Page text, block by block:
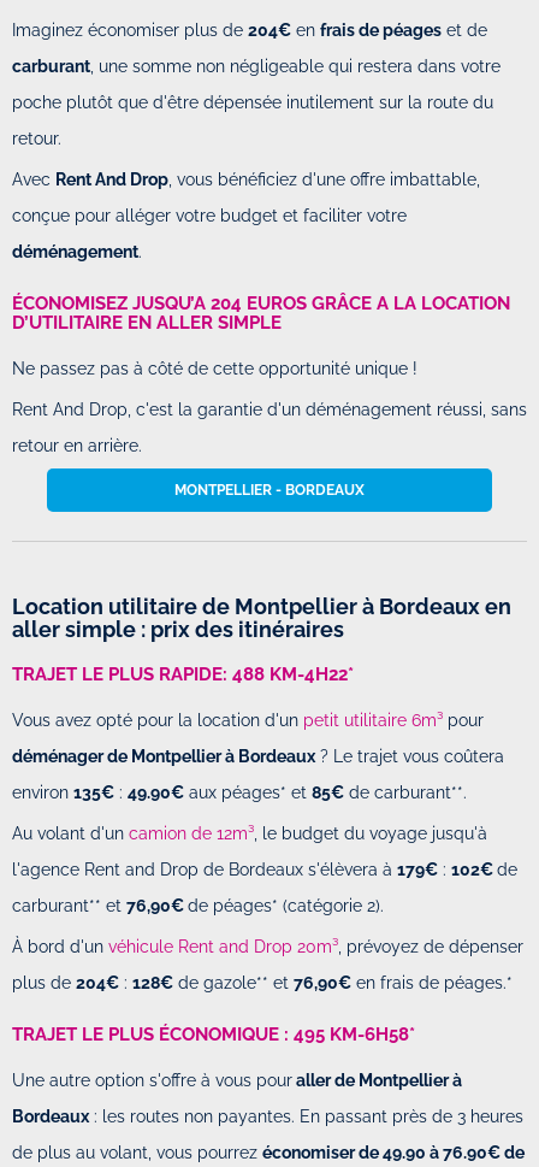
Imaginez économiser plus de 204€ en frais de péages et de
carburant , une somme non négligeable qui restera dans votre
poche plutôt que d'être dépensée inutilement sur la route du
retour.
Avec Rent And Drop , vous bénéficiez d'une offre imbattable,
conçue pour alléger votre budget et faciliter votre
déménagement.
ÉCONOMISEZ JUSQU’A 204 EUROS GRÂCE A LA LOCATION
D’UTILITAIRE EN ALLER SIMPLE
Ne passez pas à côté de cette opportunité unique !
Rent And Drop, c'est la garantie d'un déménagement réussi, sans
retour en arrière.
MONTPELLIER - BORDEAUX
Location utilitaire de Montpellier à Bordeaux en
aller simple : prix des itinéraires
TRAJET LE PLUS RAPIDE: 488 KM-4H22*
Vous avez opté pour la location d'un petit utilitaire 6m³ pour
déménager de Montpellier à Bordeaux ? Le trajet vous coûtera
environ 135€ : 49.90€ aux péages* et 85€ de carburant**.
Au volant d'un camion de 12m³ , le budget du voyage jusqu'à
l'agence Rent and Drop de Bordeaux s'élèvera à 179€ : 102€de
carburant** et 76,90€de péages* (catégorie 2).
À bord d'un véhicule Rent and Drop 20m³ , prévoyez de dépenser
plus de 204€ : 128€ de gazole** et 76,90€ en frais de péages.*
TRAJET LE PLUS ÉCONOMIQUE : 495 KM-6H58*
Une autre option s'offre à vous pouraller de Montpellier à
Bordeaux : les routes non payantes. En passant près de 3 heures
de plus au volant, vous pourrez économiser de 49.90 à 76.90€ de